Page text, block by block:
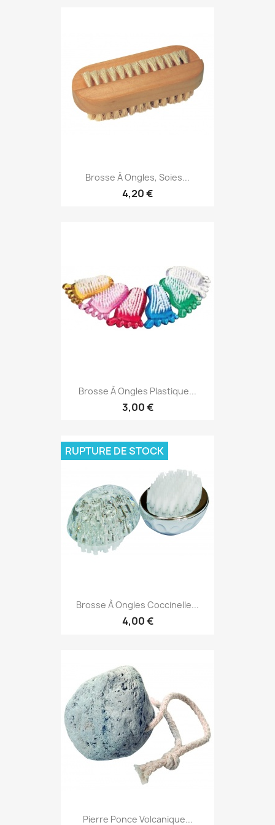
Brosse À Ongles, Soies...
4,20 €
Brosse À Ongles Plastique...
3,00 €
Brosse À Ongles Coccinelle...
4,00 €
RUPTURE DE STOCK
Pierre Ponce Volcanique...